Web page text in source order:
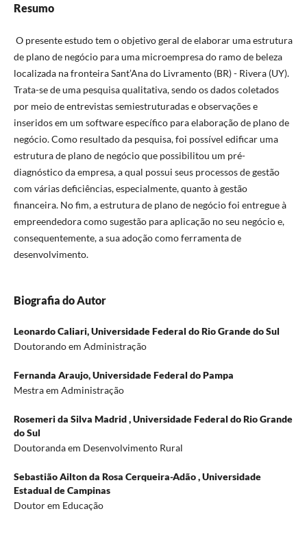
Resumo
O presente estudo tem o objetivo geral de elaborar uma estrutura
de plano de negócio para uma microempresa do ramo de beleza
localizada na fronteira Sant’Ana do Livramento (BR) - Rivera (UY).
Trata-se de uma pesquisa qualitativa, sendo os dados coletados
por meio de entrevistas semiestruturadas e observações e
inseridos em um software específico para elaboração de plano de
negócio. Como resultado da pesquisa, foi possível edificar uma
estrutura de plano de negócio que possibilitou um pré-
diagnóstico da empresa, a qual possui seus processos de gestão
com várias deficiências, especialmente, quanto à gestão
financeira. No fim, a estrutura de plano de negócio foi entregue à
empreendedora como sugestão para aplicação no seu negócio e,
consequentemente, a sua adoção como ferramenta de
desenvolvimento.
Biografia do Autor
Leonardo Caliari,Universidade Federal do Rio Grande do Sul
Doutorando em Administração
Fernanda Araujo,Universidade Federal do Pampa
Mestra em Administração
Rosemeri da Silva Madrid ,Universidade Federal do Rio Grande
do Sul
Doutoranda em Desenvolvimento Rural
Sebastião Ailton da Rosa Cerqueira-Adão ,Universidade
Estadual de Campinas
Doutor em Educação